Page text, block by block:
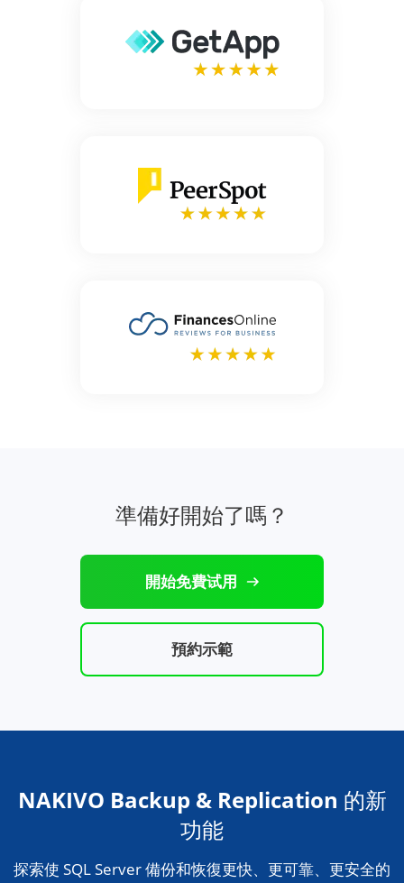
準備好開始了嗎？
開始免費试用
預約示範
NAKIVO Backup & Replication 的新
功能
探索使 SQL Server 備份和恢復更快、更可靠、更安全的